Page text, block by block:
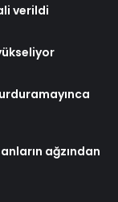
verildi
ağzından